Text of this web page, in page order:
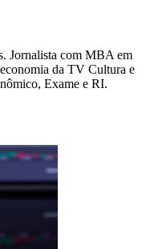
Jornalista com MBA em
da TV Cultura e
Exame e RI.